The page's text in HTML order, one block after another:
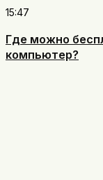
15:47
Где можно
компьютер?